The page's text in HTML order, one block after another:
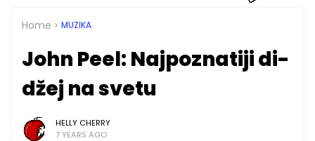
Home MUZIKA
John Peel: Najpoznatiji di-
džej na svetu
HELLY CHERRY
7 YEARS AGO